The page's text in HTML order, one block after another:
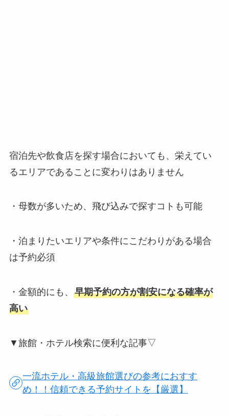
宿泊先や飲食店を探す場合においても、栄えてい
るエリアであることに変わりはありません
・母数が多いため、飛び込みで探すコトも可能
・泊まりたいエリアや条件にこだわりがある場合
は予約必須
・金額的にも、 早期予約の方が割安になる確率が
高い
▼旅館・ホテル検索に便利な記事▽
一流ホテル・高級旅館選びの参考におすす
め！！信頼できる予約サイトを【厳選】